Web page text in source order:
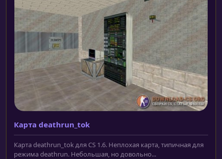
Карта deathrun_tok
Карта deathrun_tok для CS 1.6. Неплохая карта, типичная для
режима deathrun. Небольшая, но довольно...